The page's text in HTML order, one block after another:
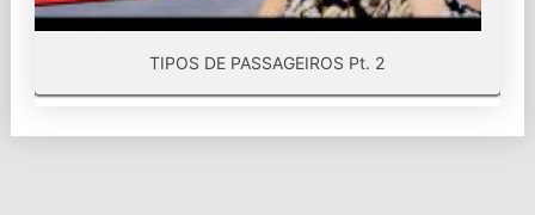
TIPOS DE PASSAGEIROS Pt. 2